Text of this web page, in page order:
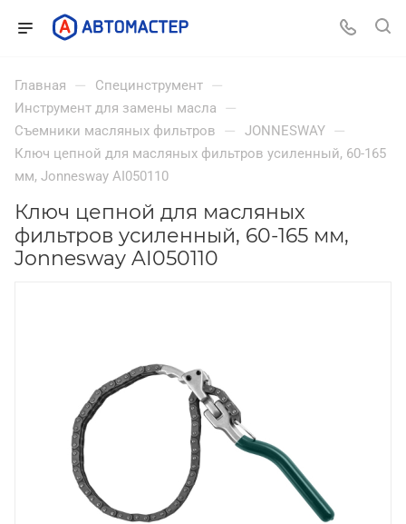
Главная — Специнструмент —
Инструмент для замены масла —
Съемники масляных фильтров — JONNESWAY —
Ключ цепной для масляных фильтров усиленный, 60-165
мм, Jonnesway AI050110
Ключ цепной для масляных
фильтров усиленный, 60-165 мм,
Jonnesway AI050110